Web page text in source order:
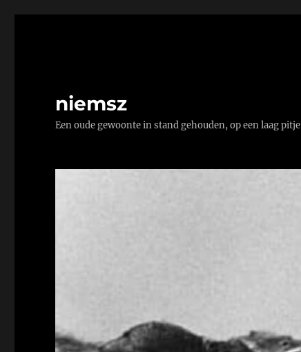
niemsz
Een oude gewoonte in stand gehouden, op een laag pitje